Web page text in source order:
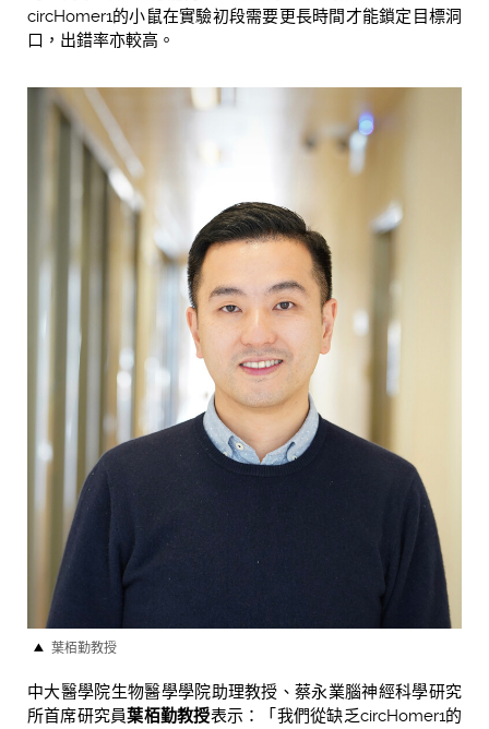
circHomer1的小鼠在實驗初段需要更長時間才能鎖定目標洞
口，出錯率亦較高。
葉栢勤教授
中大醫學院生物醫學學院助理教授、蔡永業腦神經科學研究
所首席研究員葉栢勤教授表示：「我們從缺乏circHomer1的